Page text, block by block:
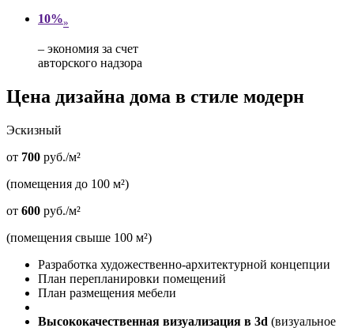
10%»
– экономия за счет
авторского надзора
Цена дизайна дома в стиле модерн
Эскизный
от 700 руб./м²
(помещения до 100 м²)
от 600 руб./м²
(помещения свыше 100 м²)
Разработка художественно-архитектурной концепции
План перепланировки помещений
План размещения мебели
Высококачественная визуализация в 3d (визуальное